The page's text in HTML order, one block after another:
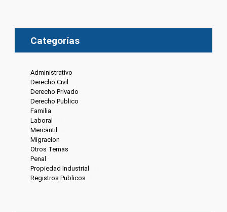
Categorías
Administrativo
Derecho Civil
Derecho Privado
Derecho Publico
Familia
Laboral
Mercantil
Migracion
Otros Temas
Penal
Propiedad Industrial
Registros Publicos